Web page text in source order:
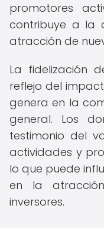
promotores
contribuye a la
atracción de
La fidelización
reflejo del
genera en la
general. Los
testimonio del
actividades y
lo que puede
en la
inversores.